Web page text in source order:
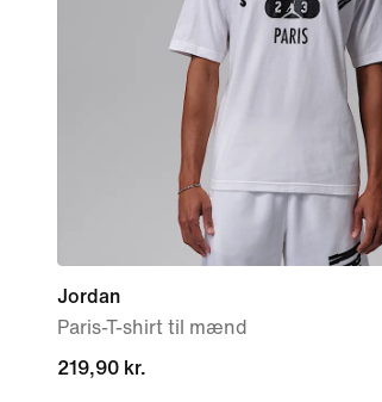
Jordan
Paris-T-shirt til mænd
219,90 kr.
219,90 kr.